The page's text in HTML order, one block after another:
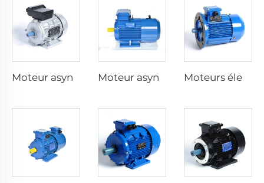
Moteurs électriques à vitesse variable